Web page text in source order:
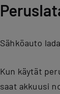
Sähköauto
Kun käytät
saat akkuusi